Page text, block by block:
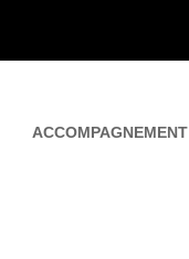
ACCOMPAGNEMENT